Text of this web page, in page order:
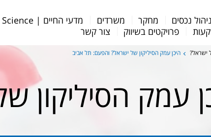
ניהול נכסים מחקר משרדים מדעי החיים | Life Science
פרויקטים בשיווק צור קשר
ישראל? היכן עמק הסיליקון של ישראל? והפעם: תל אביב
עמק הסיליקון